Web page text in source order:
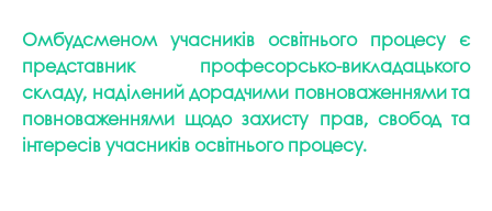
Омбудсменом учасників освітнього процесу є
представник професорсько-викладацького
складу, наділений дорадчими повноваженнями та
повноваженнями щодо захисту прав, свобод та
інтересів учасників освітнього процесу.